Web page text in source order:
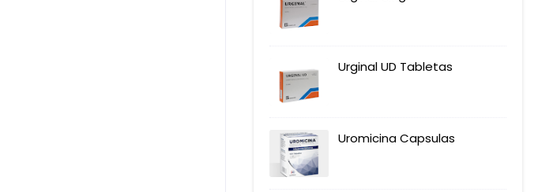
Urginal UD Tabletas
Uromicina Capsulas